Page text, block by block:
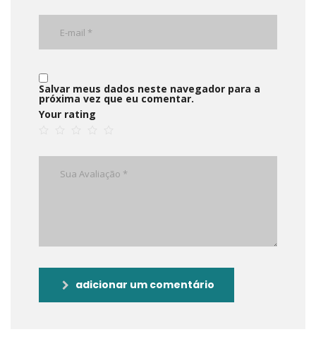
Salvar meus dados neste navegador para a
próxima vez que eu comentar.
Your rating
adicionar um comentário